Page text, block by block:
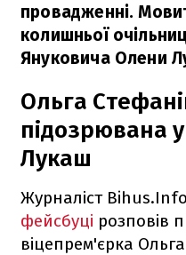
провадженні.
колишньої
Януковича Олени
Ольга
підозрювана
Лукаш
Журналіст
фейсбуці розповів
віцепрем'єрка